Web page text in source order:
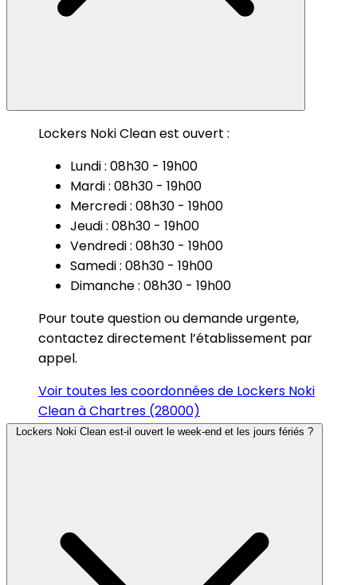
Lockers Noki Clean est ouvert :
Lundi : 08h30 - 19h00
Mardi : 08h30 - 19h00
Mercredi : 08h30 - 19h00
Jeudi : 08h30 - 19h00
Vendredi : 08h30 - 19h00
Samedi : 08h30 - 19h00
Dimanche : 08h30 - 19h00
Pour toute question ou demande urgente,
contactez directement l’établissement par
appel.
Voir toutes les coordonnées de Lockers Noki
Clean à Chartres (28000)
Lockers Noki Clean est-il ouvert le week-end et les jours fériés ?